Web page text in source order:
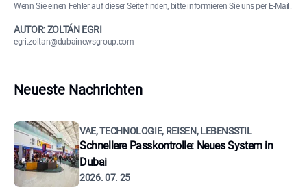
Wenn Sie einen Fehler auf dieser Seite finden, bitte informieren Sie uns per E-Mail .
AUTOR: ZOLTÁN EGRI
egri.zoltan@dubainewsgroup.com
Neueste Nachrichten
VAE, TECHNOLOGIE, REISEN, LEBENSSTIL
Schnellere Passkontrolle: Neues System in
Dubai
2026. 07. 25